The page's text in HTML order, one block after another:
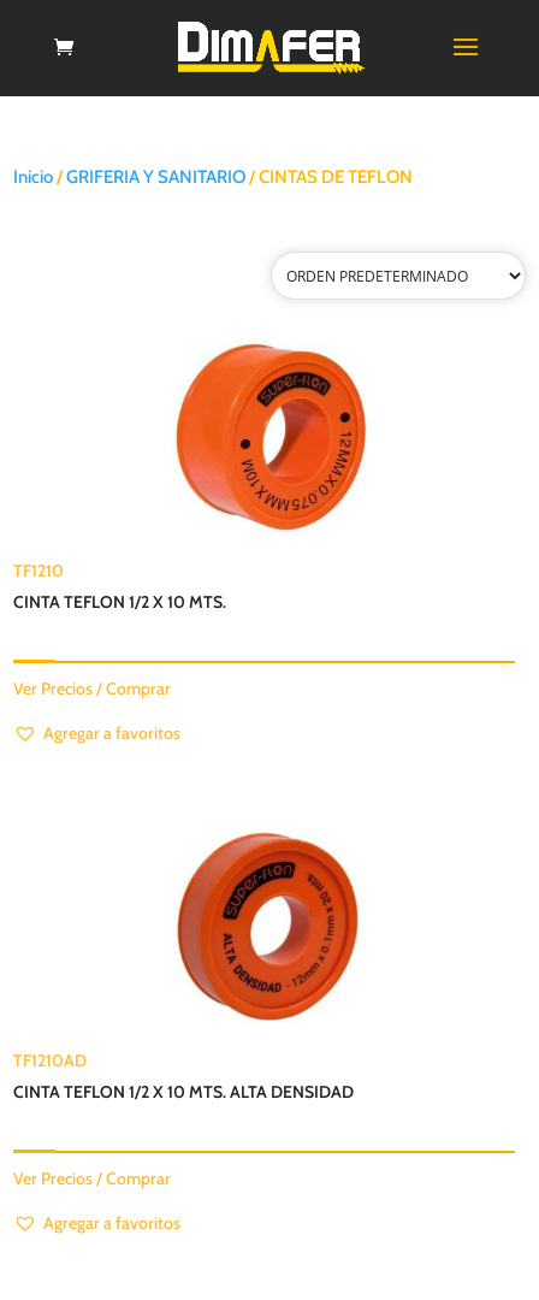
Inicio/GRIFERIA Y SANITARIO/ CINTAS DE TEFLON
TF1210
CINTA TEFLON 1/2 X 10 MTS.
Ver Precios / Comprar
Agregar a favoritos
TF1210AD
CINTA TEFLON 1/2 X 10 MTS. ALTA DENSIDAD
Ver Precios / Comprar
Agregar a favoritos